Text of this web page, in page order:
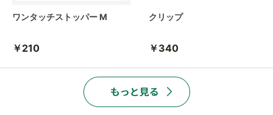
ワンタッチストッパー M
￥210
クリップ
￥340